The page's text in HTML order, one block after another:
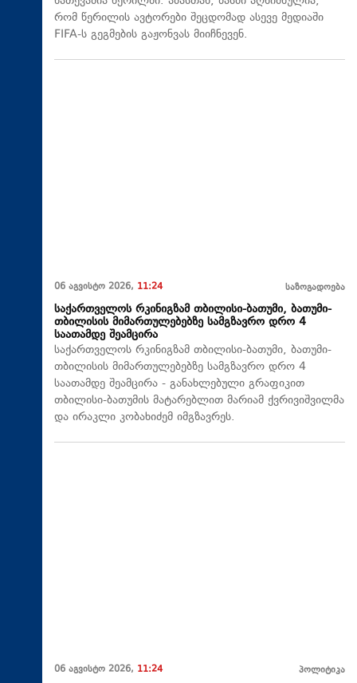
რომ წერილის ავტორები შეცდომად ასევე მედიაში
FIFA-ს გეგმების გაჟონვას მიიჩნევენ.
06 აგვისტო 2026, 11:24 საზოგადოება
საქართველოს რკინიგზამ თბილისი-ბათუმი, ბათუმი-
თბილისის მიმართულებებზე სამგზავრო დრო 4
საათამდე შეამცირა
საქართველოს რკინიგზამ თბილისი-ბათუმი, ბათუმი-
თბილისის მიმართულებებზე სამგზავრო დრო 4
საათამდე შეამცირა - განახლებული გრაფიკით
თბილისი-ბათუმის მატარებლით მარიამ ქვრივიშვილმა
და ირაკლი კობახიძემ იმგზავრეს.
06 აგვისტო 2026, 11:24 პოლიტიკა